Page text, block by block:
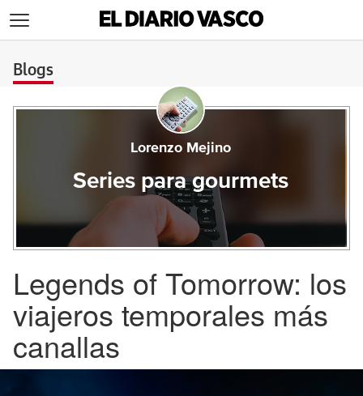
Blogs
Lorenzo Mejino
Series para gourmets
Legends of Tomorrow: los
viajeros temporales más
canallas